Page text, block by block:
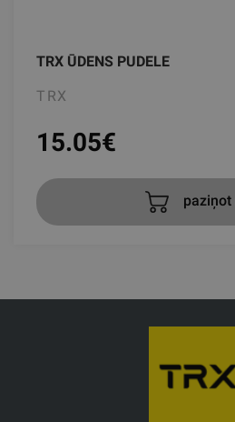
TRX ŪDENS PUDELE
TRX
15.05€
paziņot